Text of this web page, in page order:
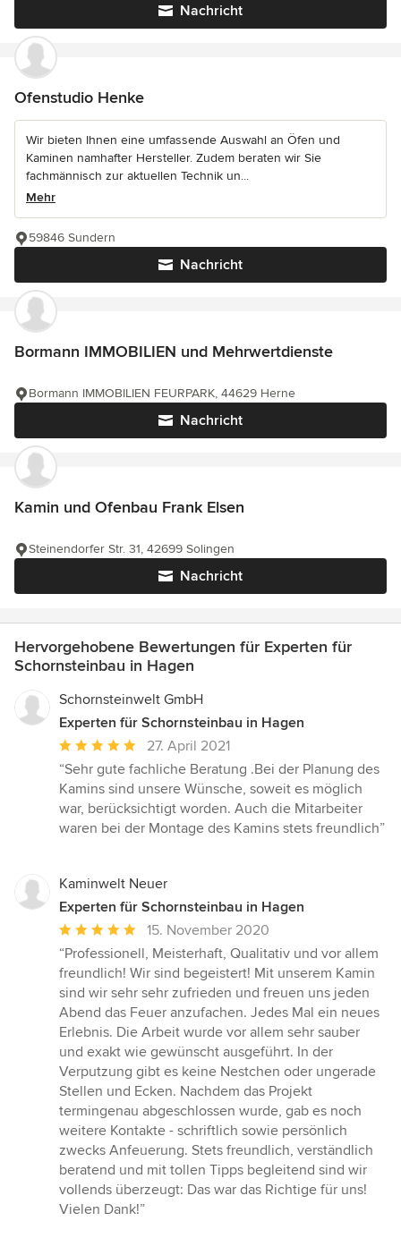
Nachricht
Ofenstudio Henke
Wir bieten Ihnen eine umfassende Auswahl an Öfen und
Kaminen namhafter Hersteller. Zudem beraten wir Sie
fachmännisch zur aktuellen Technik un...
Mehr
Nachricht
59846 Sundern
Bormann IMMOBILIEN und Mehrwertdienste
Nachricht
Bormann IMMOBILIEN FEURPARK, 44629 Herne
Kamin und Ofenbau Frank Elsen
Nachricht
Steinendorfer Str. 31, 42699 Solingen
Hervorgehobene Bewertungen für Experten für
Schornsteinbau in Hagen
Schornsteinwelt GmbH
Experten für Schornsteinbau in Hagen
Durchschnittliche
Bewertung:
5
von
5
27. April 2021
“Sehr gute fachliche Beratung .Bei der Planung des
Kamins sind unsere Wünsche, soweit es möglich
war, berücksichtigt worden. Auch die Mitarbeiter
waren bei der Montage des Kamins stets freundlich”
Kaminwelt Neuer
Experten für Schornsteinbau in Hagen
Durchschnittliche
Bewertung:
5
von
5
Sternen
15. November 2020
“Professionell, Meisterhaft, Qualitativ und vor allem
freundlich! Wir sind begeistert! Mit unserem Kamin
sind wir sehr sehr zufrieden und freuen uns jeden
Abend das Feuer anzufachen. Jedes Mal ein neues
Erlebnis. Die Arbeit wurde vor allem sehr sauber
und exakt wie gewünscht ausgeführt. In der
Verputzung gibt es keine Nestchen oder ungerade
Stellen und Ecken. Nachdem das Projekt
termingenau abgeschlossen wurde, gab es noch
weitere Kontakte - schriftlich sowie persönlich
zwecks Anfeuerung. Stets freundlich, verständlich
beratend und mit tollen Tipps begleitend sind wir
vollends überzeugt: Das war das Richtige für uns!
Vielen Dank!”